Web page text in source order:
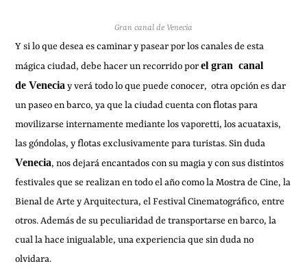
Gran canal de Venecia
Y si lo que desea es caminar y pasear por los canales de esta
mágica ciudad, debe hacer un recorrido porel gran canal
deVenecia y verá todo lo que puede conocer, otra opción es dar
un paseo en barco, ya que la ciudad cuenta con flotas para
movilizarse internamente mediante los vaporetti, los acuataxis,
las góndolas, y flotas exclusivamente para turistas. Sin duda
Venecia, nos dejará encantados con su magia y con sus distintos
festivales que se realizan en todo el año como la Mostra de Cine, la
Bienal de Arte y Arquitectura, el Festival Cinematográfico, entre
otros. Además de su peculiaridad de transportarse en barco, la
cual la hace inigualable, una experiencia que sin duda no
olvidara.